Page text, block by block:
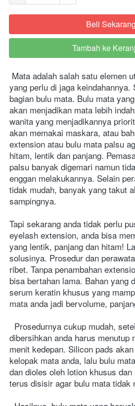
`Beli Sekarang
`
Tambah ke
yang perlu di jaga keindahannya.
bagian bulu mata. Bulu mata
akan menjadikan mata lebih
wanita yang menjadikannya
akan memakai maskara, atau
extension atau bulu mata palsu
hitam, lentik dan panjang.
palsu banyak digemari namun
enggan melakukannya. Selain
tidak mudah, banyak yang takut
sampingnya.
Tapi sekarang anda tidak perlu
eyelash extension, anda bisa
yang lentik, panjang dan hitam!
solusinya. Prosedur dan
ribet. Tanpa penambahan
bisa bertahan lama. Bahan yang
serum keratin khusus yang
mata anda jadi bervolume,
dibersihkan anda harus menutup
menit kedepan. Silicon pads
kelopak mata anda, lalu bulu
dan dioles oleh lotion khusus
terus disisir agar bulu mata tidak